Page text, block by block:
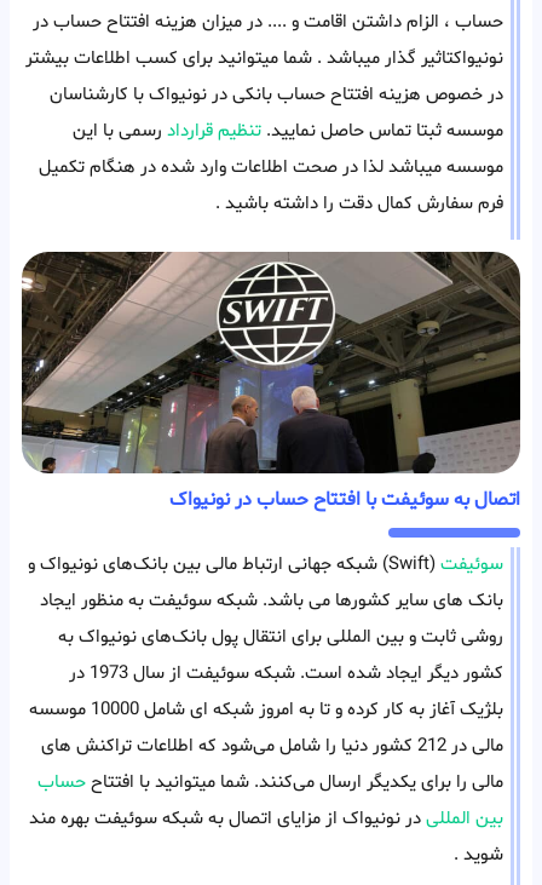
حساب ، الزام داشتن اقامت و .... در میزان هزینه افتتاح حساب در
نونیواکتاثیر گذار میباشد . شما میتوانید برای کسب اطلاعات بیشتر
در خصوص هزینه افتتاح حساب بانکی در نونیواک با کارشناسان
موسسه ثبتا تماس حاصل نمایید. تنظیم قرارداد رسمی با این
موسسه میباشد لذا در صحت اطلاعات وارد شده در هنگام تکمیل
فرم سفارش کمال دقت را داشته باشید .
اتصال به سوئیفت با افتتاح حساب در نونیواک
سوئیفت
(Swift) شبکه جهانی ارتباط‌ مالی بین بانک‌های نونیواک و
بانک های سایر کشورها می باشد. شبکه سوئیفت به منظور ایجاد
روشی ثابت و بین المللی برای انتقال پول بانک‌های نونیواک به
کشور دیگر ایجاد شده است. شبکه سوئیفت از سال 1973 در
بلژیک آغاز به کار کرده و تا به امروز شبکه ای شامل 10000 موسسه
مالی در 212 کشور دنیا را شامل می‌شود که اطلاعات تراکنش های
مالی را برای یکدیگر ارسال می‌کنند. شما میتوانید با افتتاححساب
بین المللیدر نونیواک از مزایای اتصال به شبکه سوئیفت بهره مند
شوید .